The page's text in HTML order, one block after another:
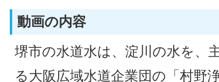
動画の内容
堺市の水道水は、淀川の水を、
る大阪広域水道企業団の「村野